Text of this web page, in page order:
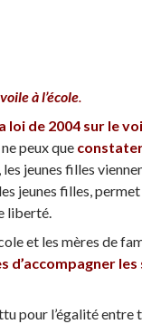
à l’école.
loi de 2004 sur le
peux que
jeunes filles
jeunes filles, permet
liberté.
et les mères de
d’accompagner
pour l’égalité entre